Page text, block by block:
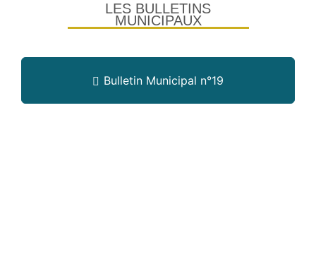
LES BULLETINS
MUNICIPAUX
Bulletin Municipal n°19